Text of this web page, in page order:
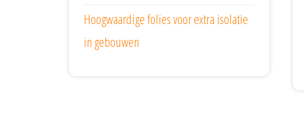
Hoogwaardige folies voor extra isolatie
in gebouwen